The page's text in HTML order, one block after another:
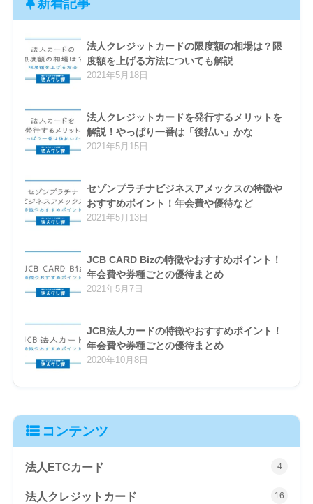
新着記事
法人クレジットカードの限度額の相場は？限
度額を上げる方法についても解説
2021年5月18日
法人クレジットカードを発行するメリットを
解説！やっぱり一番は「後払い」かな
2021年5月15日
セゾンプラチナビジネスアメックスの特徴や
おすすめポイント！年会費や優待など
2021年5月13日
JCB CARD Bizの特徴やおすすめポイント！
年会費や券種ごとの優待まとめ
2021年5月7日
JCB法人カードの特徴やおすすめポイント！
年会費や券種ごとの優待まとめ
2020年10月8日
コンテンツ
法人ETCカード 4
法人クレジットカード 16